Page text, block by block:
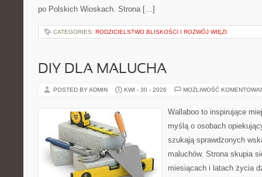
po Polskich Wioskach. Strona […]
CATEGORIES: RODZICIELSTWO BLISKOŚCI I ROZWÓJ WIĘZI
DIY DLA MALUCHA
POSTED BY ADMIN KWI - 30 - 2026 MOŻLIWOŚĆ
Wallaboo to inspirujące
myślą o osobach
szukają sprawdzonych
maluchów. Strona skupia
miesiącach i latach życia